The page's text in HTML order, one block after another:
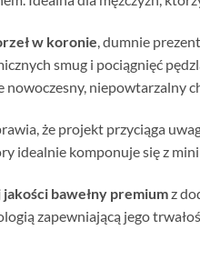
w koronie, dumnie
smug i pociągnięć
nowoczesny, niepowtarzalny
że projekt przyciąga
idealnie komponuje się z
bawełny premiumz
zapewniającą jego